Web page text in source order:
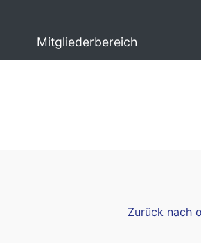
Mitgliederbereich
Zurück nach